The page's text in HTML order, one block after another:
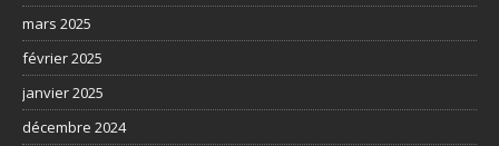
mars 2025
février 2025
janvier 2025
décembre 2024